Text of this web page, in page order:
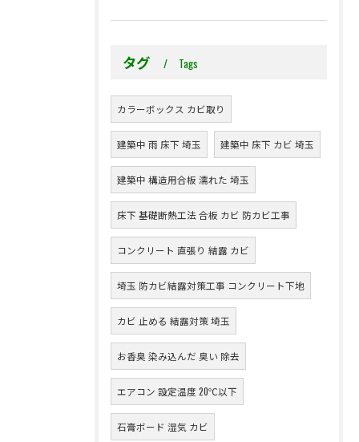
タグ Tags
カラーボックス カビ取り
建築中 雨 床下 埼玉 建築中 床下 カビ 埼玉
建築中 構造用合板 濡れた 埼玉
床下 基礎断熱工法 合板 カビ 防カビ工事
コンクリート 直張り 結露 カビ
埼玉 防カビ結露対策工事 コンクリート下地
カビ 止める 結露対策 埼玉
お香臭 染み込んだ 臭い 除去
エアコン 設定温度 20℃以下
石膏ボード 湿気 カビ